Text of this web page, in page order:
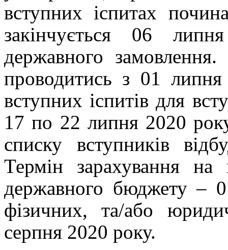
вступних іспитах
закінчується 06
державного
проводитись з 01
вступних іспитів для
17 по 22 липня 2020
списку вступників
Термін зарахування
державного бюджету –
фізичних, та/або
серпня 2020 року.